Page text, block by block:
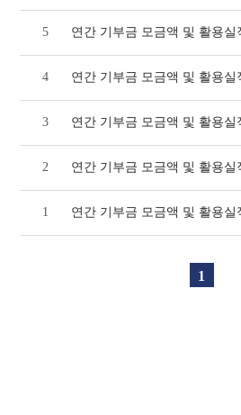
5 연간 기부금 모금액 및 활용실
4 연간 기부금 모금액 및 활용실
3 연간 기부금 모금액 및 활용실
2 연간 기부금 모금액 및 활용실
1 연간 기부금 모금액 및 활용실
1